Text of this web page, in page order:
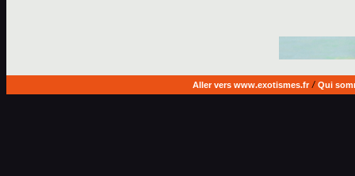
Aller vers www.exotismes.fr/ Qui